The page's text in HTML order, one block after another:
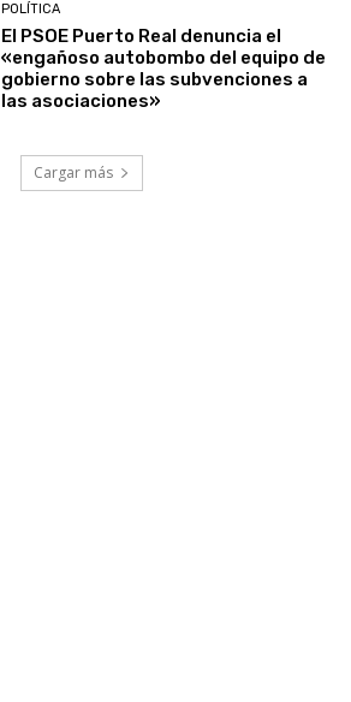
POLÍTICA
El PSOE Puerto Real denuncia el
«engañoso autobombo del equipo de
gobierno sobre las subvenciones a
las asociaciones»
Cargar más